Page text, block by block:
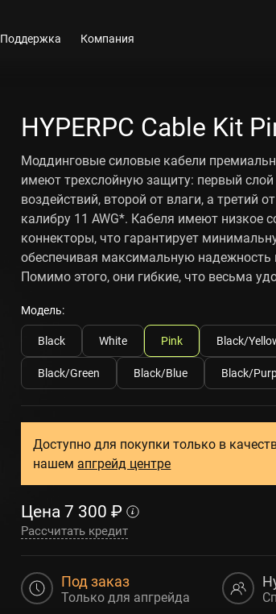
Поддержка Компания
HYPERPC Cable Kit
Моддинговые силовые кабели
имеют трехслойную защиту: первый
воздействий, второй от влаги, а третий
калибру 11 AWG*. Кабеля имеют низкое
коннекторы, что гарантирует
обеспечивая максимальную надежность
Помимо этого, они гибкие, что весьма
Модель:
Black
White Pink Black/
Black/Green Black/Blue Black/
Доступно для покупки только в
нашем апгрейд центре
Цена7 300 ₽
Рассчитать кредит
Под заказ
Только для апгрейда